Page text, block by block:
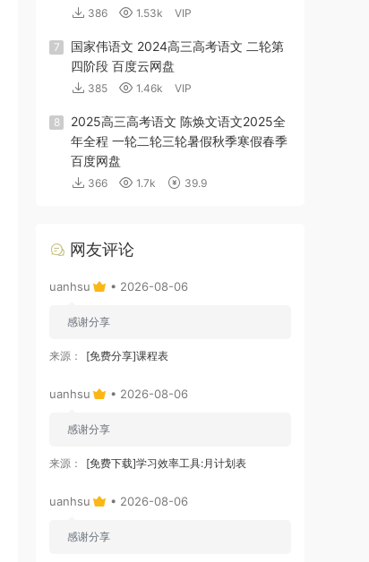
386 1.53k VIP
7
国家伟语文 2024高三高考语文 二轮第
四阶段 百度云网盘
385 1.46k VIP
8
2025高三高考语文 陈焕文语文2025全
年全程 一轮二轮三轮暑假秋季寒假春季
百度网盘
366 1.7k 39.9
网友评论
uanhsu • 2026-08-06
感谢分享
来源： [免费分享]课程表
uanhsu • 2026-08-06
感谢分享
来源： [免费下载]学习效率工具:月计划表
uanhsu • 2026-08-06
感谢分享